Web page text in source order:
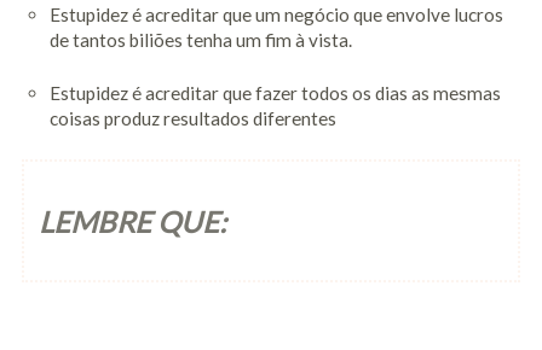
Estupidez é acreditar que um negócio que envolve lucros
de tantos biliões tenha um fim à vista.
Estupidez é acreditar que fazer todos os dias as mesmas
coisas produz resultados diferentes
LEMBRE QUE: